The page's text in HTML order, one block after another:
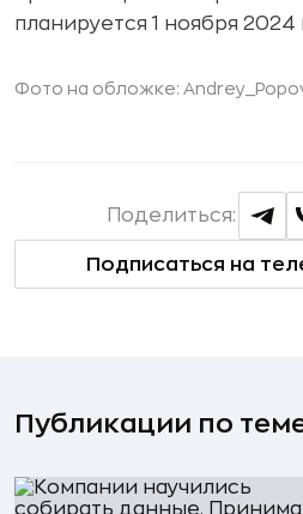
планируется 1 ноября 2024
Фото на обложке:
Подписаться на
Поделиться:
Публикации по